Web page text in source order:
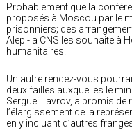
Probablement que la
proposés à Moscou par le
prisonniers; des
Alep -la CNS les souhaite à
humanitaires.
Un autre rendez-vous
deux failles auxquelles le
Serguei Lavrov, a promis de
l’élargissement de la
en y incluant d’autres